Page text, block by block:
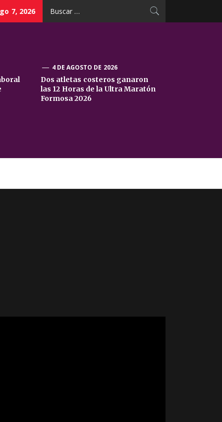
7, 2026
4 DE AGOSTO DE 2026
Dos atletas costeros ganaron
las 12 Horas de la Ultra Maratón
Formosa 2026